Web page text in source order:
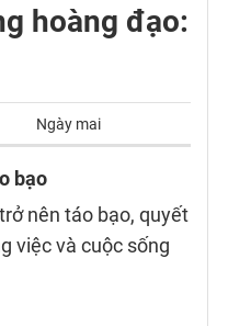
hoàng đạo:
Ngày mai
bạo
nên táo bạo, quyết
việc và cuộc sống